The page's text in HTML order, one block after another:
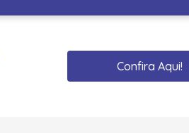
Confira Aqui!